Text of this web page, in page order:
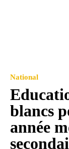
National
blancs
année